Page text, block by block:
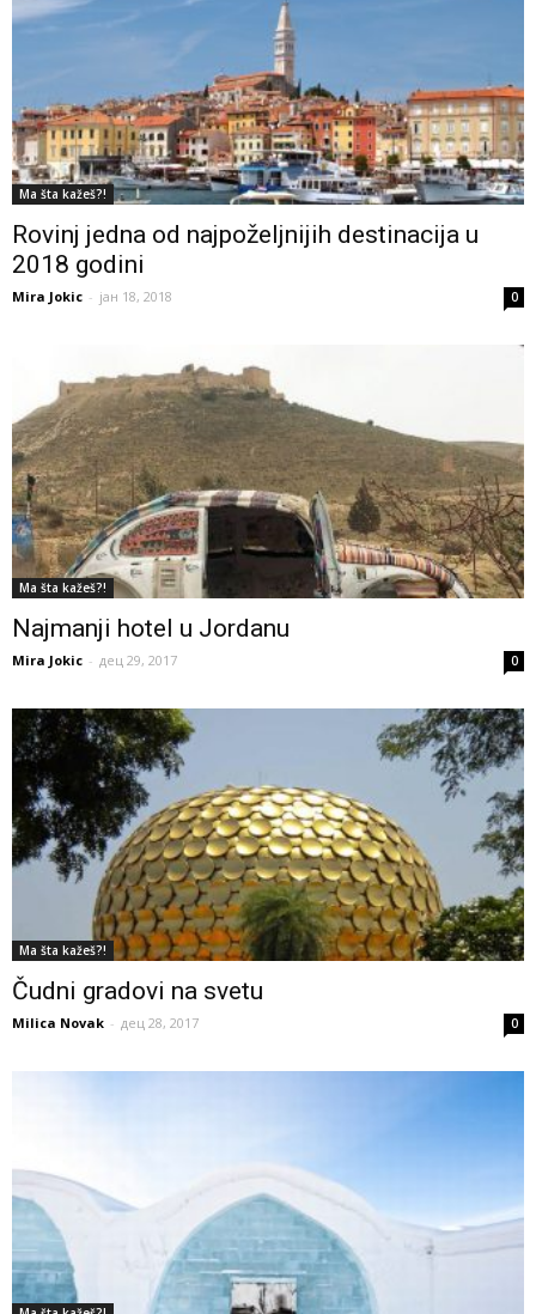
Ma šta kažeš?!
Rovinj jedna od najpoželjnijih destinacija u
2018 godini
Mira Jokic - јан 18, 2018 0
Ma šta kažeš?!
Najmanji hotel u Jordanu
Mira Jokic - дец 29, 2017 0
Ma šta kažeš?!
Čudni gradovi na svetu
Milica Novak - дец 28, 2017 0